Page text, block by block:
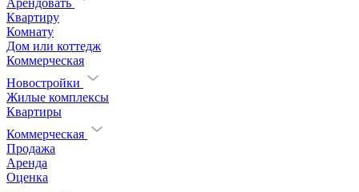
Арендовать
Квартиру
Комнату
Дом или коттедж
Коммерческая
Новостройки
Жилые комплексы
Квартиры
Коммерческая
Продажа
Аренда
Оценка